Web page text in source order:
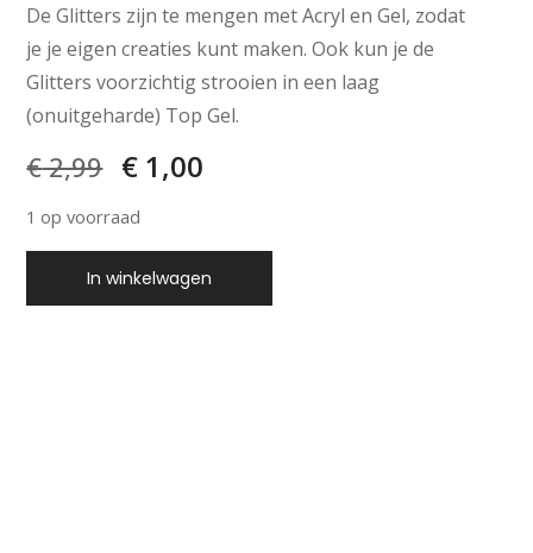
De Glitters zijn te mengen met Acryl en Gel, zodat
je je eigen creaties kunt maken. Ook kun je de
Glitters voorzichtig strooien in een laag
(onuitgeharde) Top Gel.
€2,99 € 1,00
1 op voorraad
In winkelwagen